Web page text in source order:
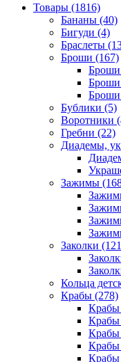
Товары (1816)
Бананы (40)
Бигуди (4)
Браслеты
Броши (167)
Броши
Броши
Броши
Бублики (5)
Воротники
Гребни (22)
Диадемы,
Зажимы
Заколки
Кольца
Крабы (278)
Крабы
Крабы
Крабы
Крабы
Крабы